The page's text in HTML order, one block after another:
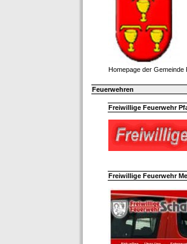
Homepage der Gemeinde
Feuerwehren
Freiwillige Feuerwehr
Freiwillige Feuerwehr